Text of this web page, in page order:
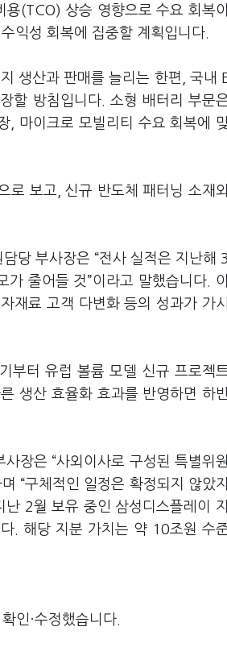
(TCO) 상승 영향으로 수요 회복이
익성 회복에 집중할 계획입니다.
생산과 판매를 늘리는 한편, 국내
할 방침입니다. 소형 배터리 부문
, 마이크로 모빌리티 수요 회복에
로 보고, 신규 반도체 패터닝 소재
당 부사장은 “전사 실적은 지난해 3
줄어들 것”이라고 말했습니다. 이
재료 고객 다변화 등의 성과가 가시
부터 유럽 볼륨 모델 신규 프로젝
생산 효율화 효과를 반영하면 하
장은 “사외이사로 구성된 특별위원
“구체적인 일정은 확정되지 않았지
2월 보유 중인 삼성디스플레이 지
. 해당 지분 가치는 약 10조원 수
인·수정했습니다.